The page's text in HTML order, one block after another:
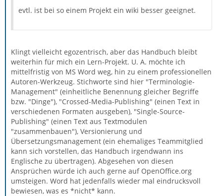
evtl. ist bei so einem Projekt ein wiki besser geeignet.
Klingt vielleicht egozentrisch, aber das Handbuch bleibt
weiterhin für mich ein Lern-Projekt. U. A. möchte ich
mittelfristig von MS Word weg, hin zu einem professionellen
Autoren-Werkzeug. Stichworte sind hier "Terminologie-
Management" (einheitliche Benennung gleicher Begriffe
bzw. "Dinge"), "Crossed-Media-Publishing" (einen Text in
verschiedenen Formaten ausgeben), "Single-Source-
Publishing" (einen Text aus Textmodulen
"zusammenbauen"), Versionierung und
Übersetzungsmanagement (ein ehemaliges Teammitglied
kann sich vorstellen, das Handbuch irgendwann ins
Englische zu übertragen). Abgesehen von diesen
Ansprüchen würde ich auch gerne auf OpenOffice.org
umsteigen. Word hat jedenfalls wieder mal eindrucksvoll
bewiesen, was es *nicht* kann.